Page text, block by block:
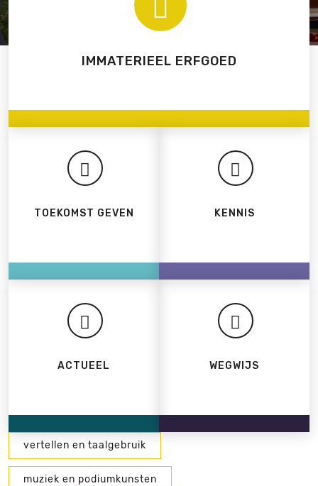
IMMATERIEEL ERFGOED
TOEKOMST GEVEN KENNIS
ACTUEEL WEGWIJS
vertellen en taalgebruik
muziek en podiumkunsten